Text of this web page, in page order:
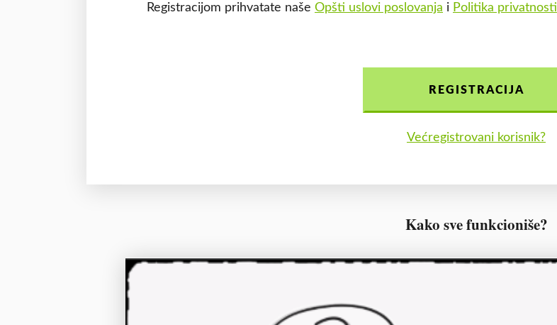
Registracijom prihvatate naše Opšti uslovi poslovanja i Politika privatnosti
REGISTRACIJA
Većregistrovani korisnik?
Kako sve funkcioniše?